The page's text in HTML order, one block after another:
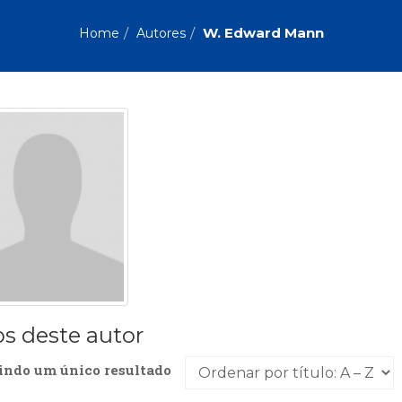
Comportamento (418)
Economia, Negócios (31)
Jornalismo (57)
Literatura, Ficção, Ensaios (69)
Psicodrama (200)
Treinamento e RH (65)
Home Autores W. Edward Mann
deste autor
um único resultado